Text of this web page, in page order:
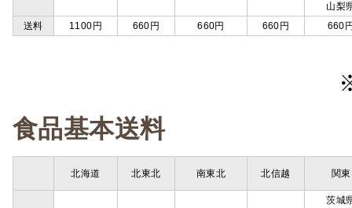
山梨
送料
1100円 660円 660円 660円 660
食品基本送料
北海道 北東北 南東北 北信越 関東
茨城